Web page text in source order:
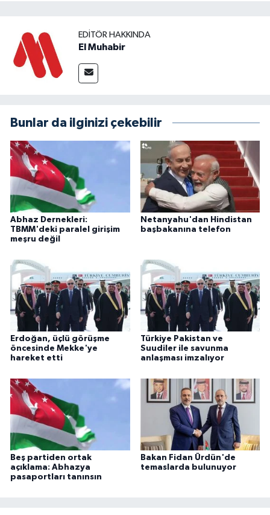
EDITÖR HAKKINDA
El Muhabir
Bunlar da ilginizi çekebilir
Abhaz Dernekleri:
TBMM'deki paralel girişim
meşru değil
Netanyahu'dan Hindistan
başbakanına telefon
Erdoğan, üçlü görüşme
öncesinde Mekke'ye
hareket etti
Türkiye Pakistan ve
Suudiler ile savunma
anlaşması imzalıyor
Beş partiden ortak
açıklama: Abhazya
pasaportları tanınsın
Bakan Fidan Ürdün'de
temaslarda bulunuyor